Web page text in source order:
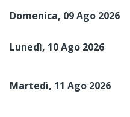
Domenica, 09 Ago 2026
Lunedì, 10 Ago 2026
Martedì, 11 Ago 2026